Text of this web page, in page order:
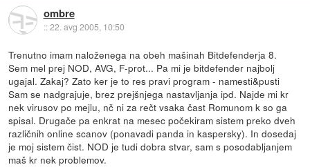
ombre
::22. avg 2005, 10:50
Trenutno imam naloženega na obeh mašinah Bitdefenderja 8.
Sem mel prej NOD, AVG, F-prot... Pa mi je bitdefender najbolj
ugajal. Zakaj? Zato ker je to res pravi program - namesti&pusti
Sam se nadgrajuje, brez prejšnjega nastavljanja ipd. Najde mi kr
nek virusov po mejlu, nč ni za rečt vsaka čast Romunom k so ga
spisal. Drugače pa enkrat na mesec počekiram sistem preko dveh
različnih online scanov (ponavadi panda in kaspersky). In dosedaj
je moj sistem čist. NOD je tudi dobra stvar, sam s posodabljanjem
maš kr nek problemov.